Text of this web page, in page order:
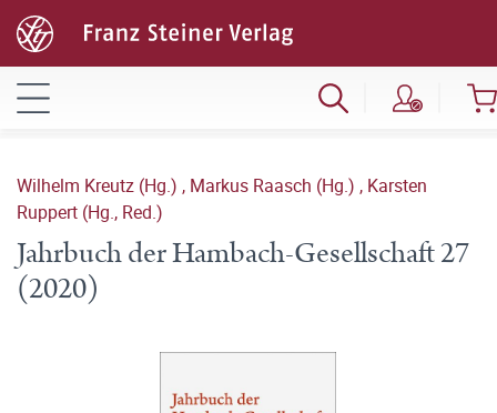
Wilhelm Kreutz (Hg.) , Markus Raasch (Hg.) , Karsten
Ruppert (Hg., Red.)
Jahrbuch der Hambach-Gesellschaft 27
(2020)